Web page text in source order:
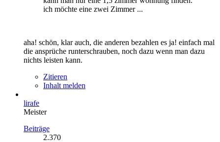
ich möchte eine zwei Zimmer ...
aha! schön, klar auch, die anderen bezahlen es ja! einfach mal
die ansprüche runterschrauben, noch dazu wenn man dazu
nichts leisten kann.
Zitieren
Inhalt melden
lirafe
Meister
Beiträge
2.370